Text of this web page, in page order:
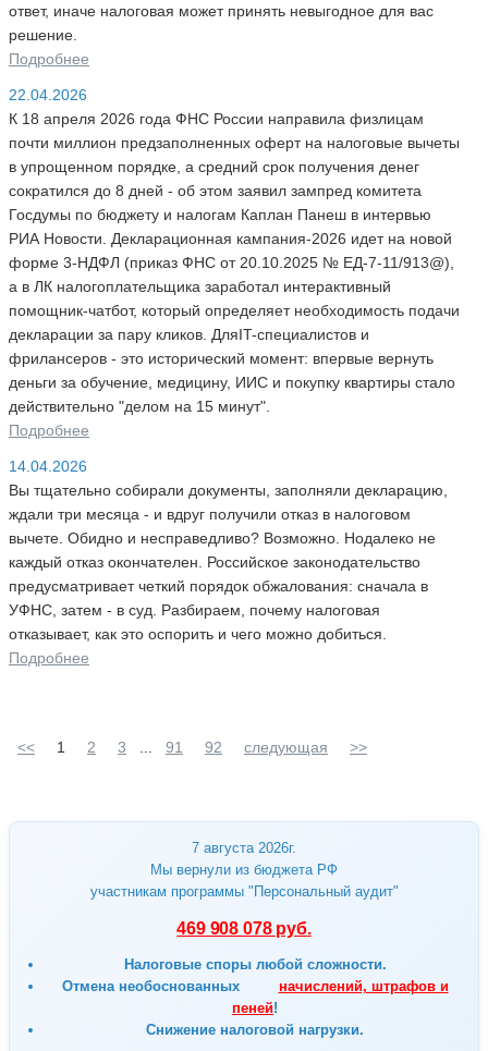
7 августа 2026г.
Мы вернули из бюджета РФ
участникам программы "Персональный аудит"
469 908 078 руб.
Налоговые споры любой сложности.
Отмена необоснованных начислений, штрафов и
пеней!
Снижение налоговой нагрузки.
ответ, иначе налоговая может принять невыгодное для вас
решение.
Подробнее
22.04.2026
К 18 апреля 2026 года ФНС России направила физлицам
почти миллион предзаполненных оферт на налоговые вычеты
в упрощенном порядке, а средний срок получения денег
сократился до 8 дней - об этом заявил зампред комитета
Госдумы по бюджету и налогам Каплан Панеш в интервью
РИА Новости. Декларационная кампания-2026 идет на новой
форме 3-НДФЛ (приказ ФНС от 20.10.2025 № ЕД-7-11/913@),
а в ЛК налогоплательщика заработал интерактивный
помощник-чатбот, который определяет необходимость подачи
декларации за пару кликов. ДляIT-специалистов и
фрилансеров - это исторический момент: впервые вернуть
деньги за обучение, медицину, ИИС и покупку квартиры стало
действительно "делом на 15 минут".
Подробнее
14.04.2026
Вы тщательно собирали документы, заполняли декларацию,
ждали три месяца - и вдруг получили отказ в налоговом
вычете. Обидно и несправедливо? Возможно. Нодалеко не
каждый отказ окончателен. Российское законодательство
предусматривает четкий порядок обжалования: сначала в
УФНС, затем - в суд. Разбираем, почему налоговая
отказывает, как это оспорить и чего можно добиться.
Подробнее
<< 1 2 3 91 92 следующая >>